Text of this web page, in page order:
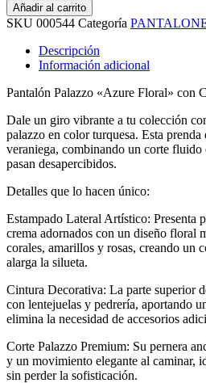
Añadir al carrito
SKU 000544 Categoría
Descripción
Información adicional
Pantalón Palazzo «Azure Floral» con
Dale un giro vibrante a tu colección
palazzo en color turquesa. Esta
veraniega, combinando un corte fluido
pasan desapercibidos.
Detalles que lo hacen único:
Estampado Lateral Artístico: Presenta
crema adornados con un diseño floral
corales, amarillos y rosas, creando un
alarga la silueta.
Cintura Decorativa: La parte superior
con lentejuelas y pedrería, aportando
elimina la necesidad de accesorios
Corte Palazzo Premium: Su pernera
y un movimiento elegante al caminar,
sin perder la sofisticación.